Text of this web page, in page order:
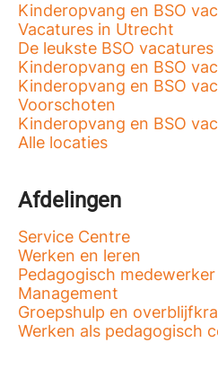
Kinderopvang en BSO
Vacatures in Utrecht
De leukste BSO
Kinderopvang en BSO
Kinderopvang en BSO
Voorschoten
Kinderopvang en BSO
Alle locaties
Afdelingen
Service Centre
Werken en leren
Pedagogisch medewerker
Management
Groepshulp en
Werken als pedagogisch